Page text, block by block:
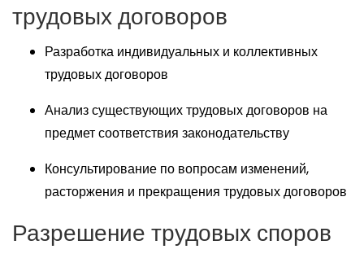
трудовых договоров
Разработка индивидуальных и коллективных
трудовых договоров
Анализ существующих трудовых договоров на
предмет соответствия законодательству
Консультирование по вопросам изменений,
расторжения и прекращения трудовых договоров
Разрешение трудовых споров